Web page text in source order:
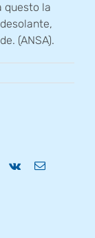
questo la
(ANSA).
Vk Email